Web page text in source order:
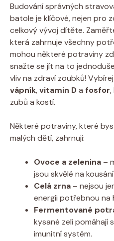
Budování správných
batole je klíčové, nejen pro
celkový vývoj dítěte.
která zahrnuje všechny
mohou některé potraviny
snažte se jít na to
vliv na zdraví zoubků!
vápník,vitamin Da fosfor
zubů a kostí.
Některé potraviny, které
malých dětí, zahrnují:
Ovoce a zelenina –
jsou skvělé na
Celá zrna – nejsou
energii potřebnou na
Fermentované
kysané zelí pomáhají
imunitní systém.